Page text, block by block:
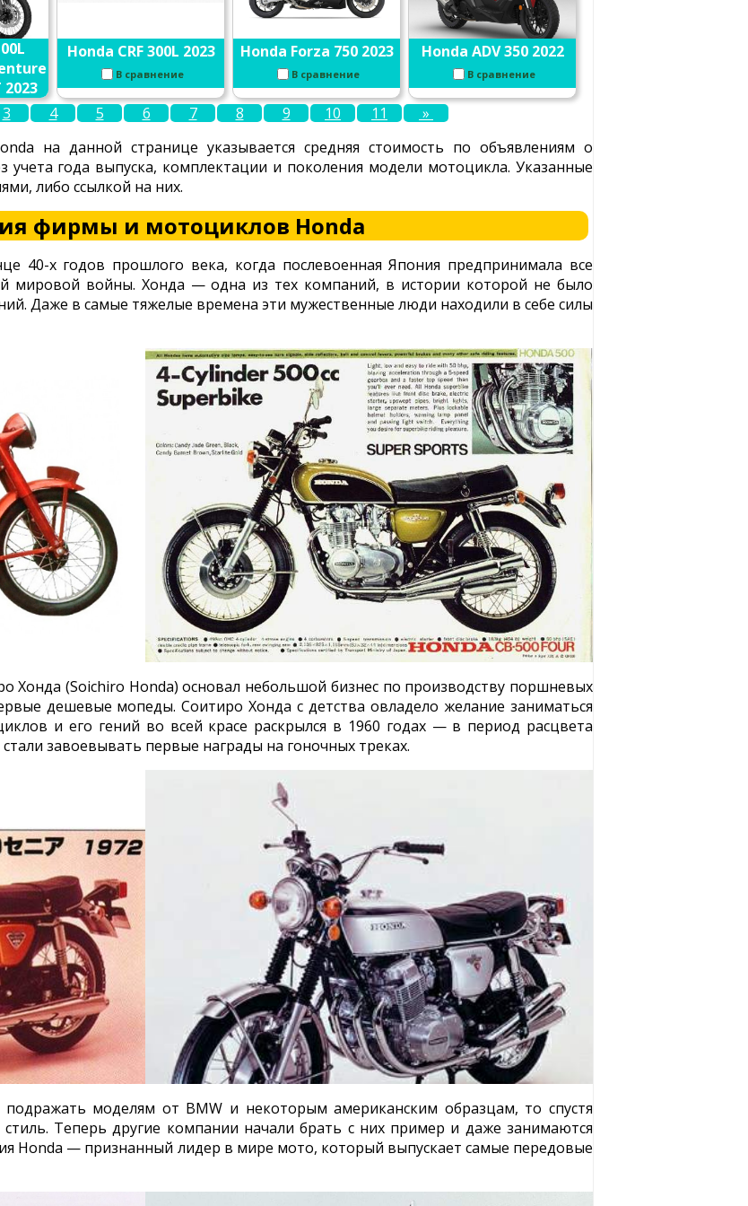
2023
Honda CRF 300L 2023
В сравнение
Honda Forza 750 2023
В сравнение
Honda ADV 350 2022
В сравнение
3 4 5 6 7 8 9 10 11
»
на данной странице указывается средняя стоимость по объявлениям о
учета года выпуска, комплектации и поколения модели мотоцикла. Указанные
либо ссылкой на них.
фирмы и мотоциклов Honda
40-х годов прошлого века, когда послевоенная Япония предпринимала все
й мировой войны. Хонда — одна из тех компаний, в истории которой не было
Даже в самые тяжелые времена эти мужественные люди находили в себе силы
Хонда (Soichiro Honda) основал небольшой бизнес по производству поршневых
дешевые мопеды. Соитиро Хонда с детства овладело желание заниматься
и его гений во всей красе раскрылся в 1960 годах — в период расцвета
завоевывать первые награды на гоночных треках.
моделям от BMW и некоторым американским образцам, то спустя
Теперь другие компании начали брать с них пример и даже занимаются
Honda — признанный лидер в мире мото, который выпускает самые передовые